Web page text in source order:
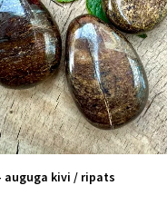
auguga kivi / ripats